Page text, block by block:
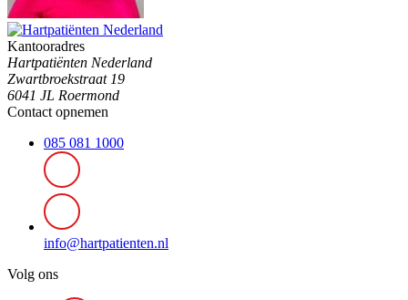
Kantooradres
Hartpatiënten Nederland
Zwartbroekstraat 19
6041 JL Roermond
Contact opnemen
085 081 1000
info@hartpatienten.nl
Volg ons